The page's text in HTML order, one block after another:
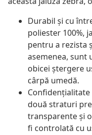
Durabil și cu
poliester 100%,
pentru a rezista
asemenea, sunt
obicei ștergere
cârpă umedă.
două straturi
transparente și
fi controlată cu